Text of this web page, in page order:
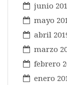
junio
mayo
abril
marzo
febrero
enero